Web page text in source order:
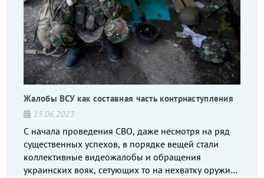
Жалобы ВСУ как составная часть контрнаступления
15.06.2023
С начала проведения СВО, даже несмотря на ряд
существенных успехов, в порядке вещей стали
коллективные видеожалобы и обращения
украинских вояк, сетующих то на нехватку оружия,